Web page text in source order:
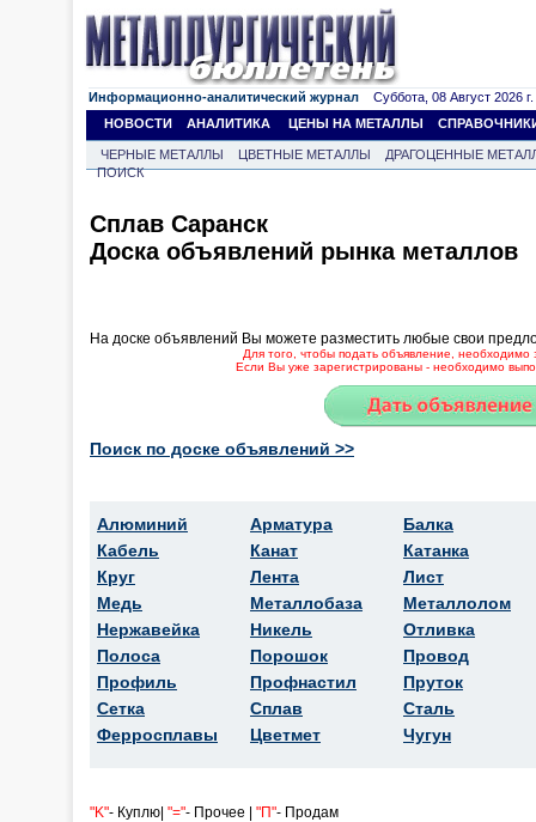
Информационно-аналитический журнал Суббота, 08 Август 2026 г.
НОВОСТИ
АНАЛИТИКА ЦЕНЫ НА МЕТАЛЛЫ
ЧЕРНЫЕ МЕТАЛЛЫ ЦВЕТНЫЕ МЕТАЛЛЫ
ДРАГОЦЕННЫЕ
ПОИСК
Сплав Саранск
Доска объявлений рынка металлов
На доске объявлений Вы можете разместить любые свои
Для того, чтобы подать объявление, необходимо
Если Вы уже зарегистрированы - необходимо
Поиск по доске объявлений >>
Алюминий
Кабель
Круг
Медь
Нержавейка
Полоса
Профиль
Сетка
Ферросплавы
Арматура
Канат
Лента
Металлобаза
Никель
Порошок
Профнастил
Сплав
Цветмет
Балка
Катанка
Лист
Металлолом
Отливка
Провод
Пруток
Сталь
Чугун
"K"- Куплю| "="- Прочее | "П"- Продам